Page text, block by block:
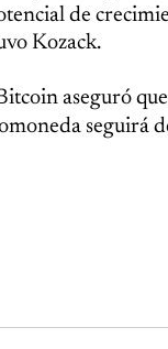
de
Kozack.
aseguró
seguirá